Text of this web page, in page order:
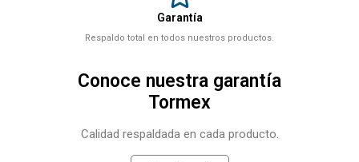
Garantía
Respaldo total en todos nuestros productos.
Conoce nuestra garantía
Tormex
Calidad respaldada en cada producto.